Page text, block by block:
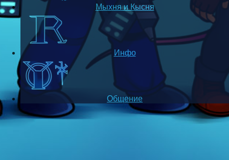
Мыхня и Кысня
Инфо
Общение